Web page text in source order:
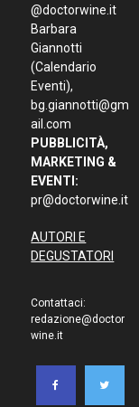
@doctorwine.it
Barbara
Giannotti
(Calendario
Eventi),
bg.giannotti@gm
ail.com
PUBBLICITÀ,
MARKETING &
EVENTI:
pr@doctorwine.it
AUTORI E
DEGUSTATORI
Contattaci:
redazione@doctor
wine.it